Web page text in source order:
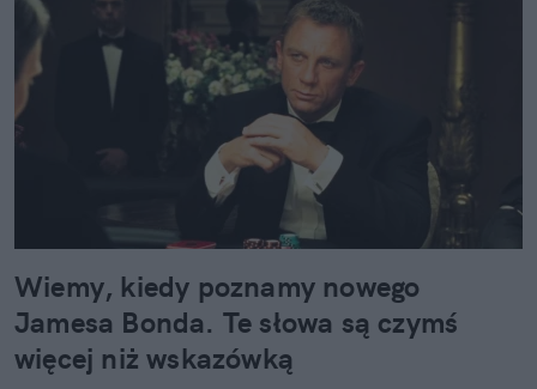
Wiemy, kiedy poznamy nowego
Jamesa Bonda. Te słowa są czymś
więcej niż wskazówką